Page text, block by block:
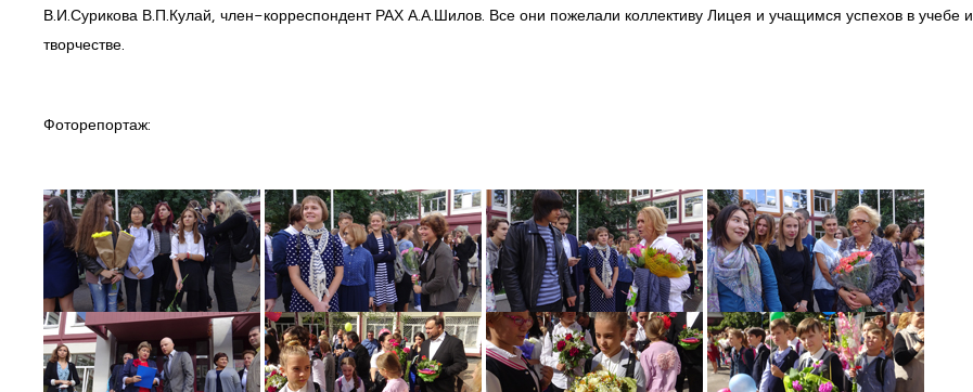
В.И.Сурикова В.П.Кулай, член-корреспондент РАХ А.А.Шилов. Все они пожелали коллективу Лицея и учащимся успехов в учебе и
творчестве.
Фоторепортаж: